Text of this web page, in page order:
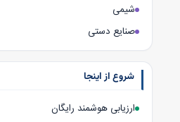
شیمی
صنایع دستی
شروع از اینجا
ارزیابی هوشمند رایگان